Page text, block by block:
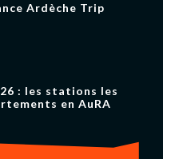
Ardèche Trip
: les stations les
en AuRA